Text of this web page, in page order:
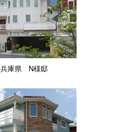
兵庫県 N様邸